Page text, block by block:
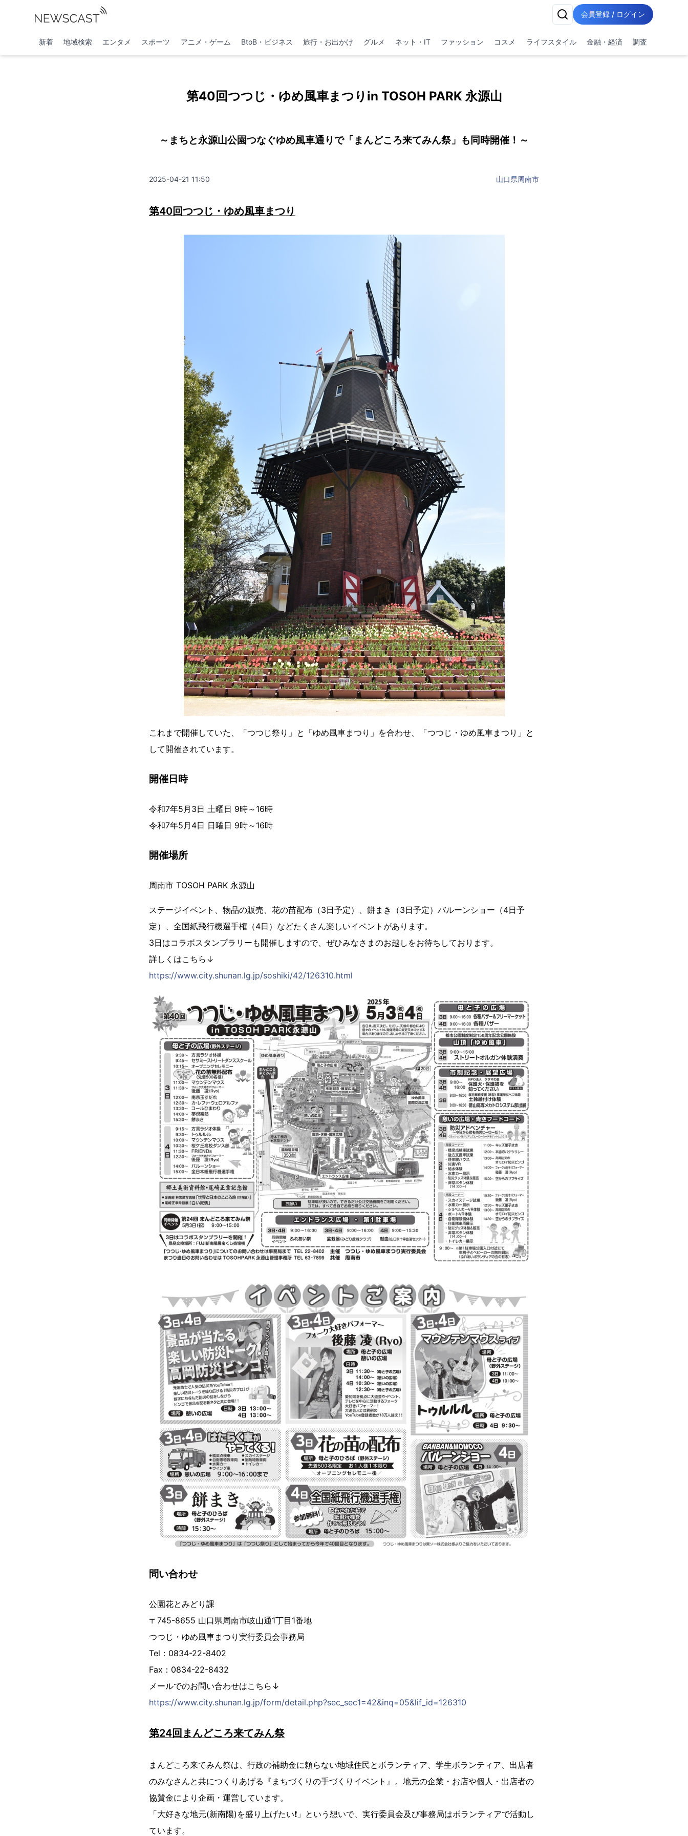
会員登録 / ログイン
新着 地域検索 エンタメ スポーツ アニメ・ゲーム BtoB・ビジネス 旅行・お出かけ グルメ ネット・IT ファッション コスメ ライフスタイル 金融・経済 調査
第40回つつじ・ゆめ風車まつりin TOSOH PARK 永源山
～まちと永源山公園つなぐゆめ風車通りで「まんどころ来てみん祭」も同時開催！～
2025-04-21 11:50 山口県周南市
第40回つつじ・ゆめ風車まつり
これまで開催していた、「つつじ祭り」と「ゆめ風車まつり」を合わせ、「つつじ・ゆめ風車まつり」と
して開催されています。
開催日時
令和7年5月3日 土曜日 9時～16時
令和7年5月4日 日曜日 9時～16時
開催場所
周南市 TOSOH PARK 永源山
ステージイベント、物品の販売、花の苗配布（3日予定）、餅まき（3日予定）バルーンショー（4日予
定）、全国紙飛行機選手権（4日）などたくさん楽しいイベントがあります。
3日はコラボスタンプラリーも開催しますので、ぜひみなさまのお越しをお待ちしております。
詳しくはこちら↓
https://www.city.shunan.lg.jp/soshiki/42/126310.html
問い合わせ
公園花とみどり課
〒745-8655 山口県周南市岐山通1丁目1番地
つつじ・ゆめ風車まつり実行委員会事務局
Tel：0834-22-8402
Fax：0834-22-8432
メールでのお問い合わせはこちら↓
https://www.city.shunan.lg.jp/form/detail.php?sec_sec1=42&inq=05&lif_id=126310
第24回まんどころ来てみん祭
まんどころ来てみん祭は、行政の補助金に頼らない地域住民とボランティア、学生ボランティア、出店者
のみなさんと共につくりあげる『まちづくりの手づくりイベント』。地元の企業・お店や個人・出店者の
協賛金により企画・運営しています。
「大好きな地元(新南陽)を盛り上げたい❗」という想いで、実行委員会及び事務局はボランティアで活動し
ています。